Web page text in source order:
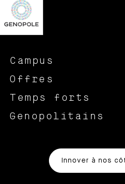
Campus
Offres
Temps forts
Genopolitains
Innover à nos